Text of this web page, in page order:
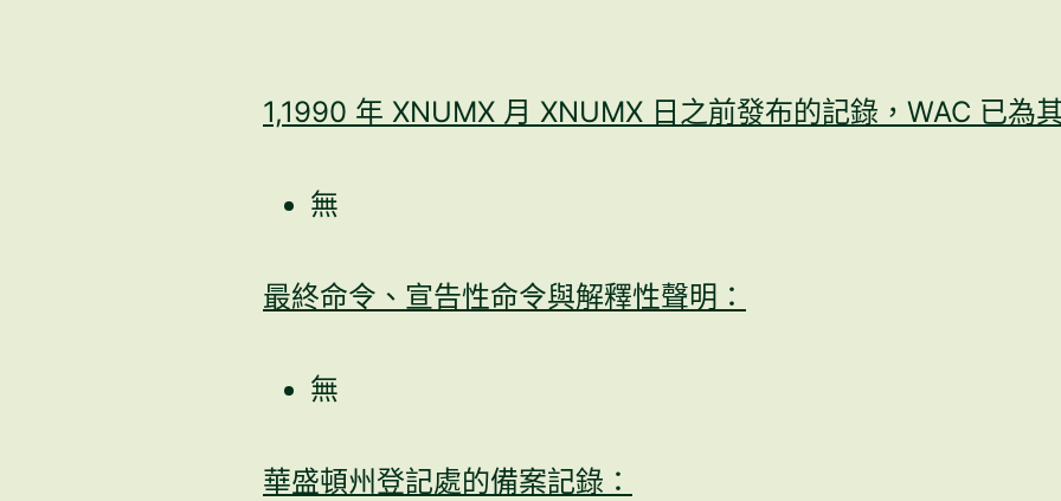
1,1990 年 XNUMX 月 XNUMX 日之前發布的記錄，WAC 已為
無
最終命令、宣告性命令與解釋性聲明：
無
華盛頓州登記處的備案記錄：